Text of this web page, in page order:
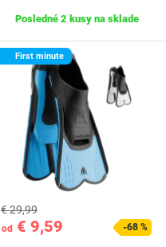
Posledné 2 kusy na sklade
First minute
od € 9,59
€ 29,99
-68 %